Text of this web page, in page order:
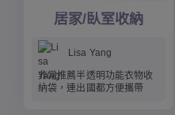
居家/臥室收納
Lisa Yang
非常推薦半透明功能衣物收
納袋，連出國都方便攜帶